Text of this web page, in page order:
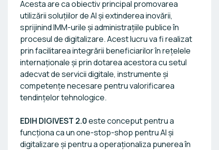
Acesta are ca obiectiv principal promovarea
utilizării soluțiilor de AI și extinderea inovării,
sprijinind IMM-urile și administrațiile publice în
procesul de digitalizare. Acest lucru va fi realizat
prin facilitarea integrării beneficiarilor în rețelele
internaționale și prin dotarea acestora cu setul
adecvat de servicii digitale, instrumente și
competențe necesare pentru valorificarea
tendințelor tehnologice.
EDIH DIGIVEST 2.0este conceput pentru a
funcționa ca un one-stop-shop pentru AI și
digitalizare și pentru a operaționaliza punerea în